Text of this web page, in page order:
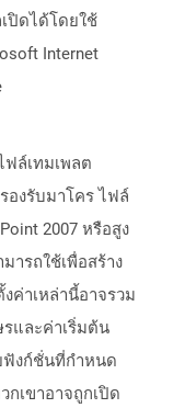
ปิดได้โดยใช้
Internet
ฟล์เทมเพลต
องรับมาโคร ไฟล์
2007 หรือสูง
ารถใช้เพื่อสร้าง
ค่าเหล่านี้อาจรวม
และค่าเริ่มต้น
งก์ชั่นที่กำหนด
กเขาอาจถูกเปิด